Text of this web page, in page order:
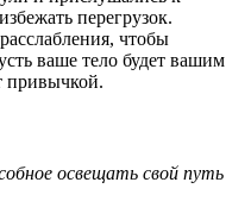
перегрузок.
чтобы
ваше тело будет вашим
привычкой.
освещать свой путь